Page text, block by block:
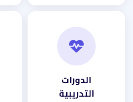
الدورات
التدريبية